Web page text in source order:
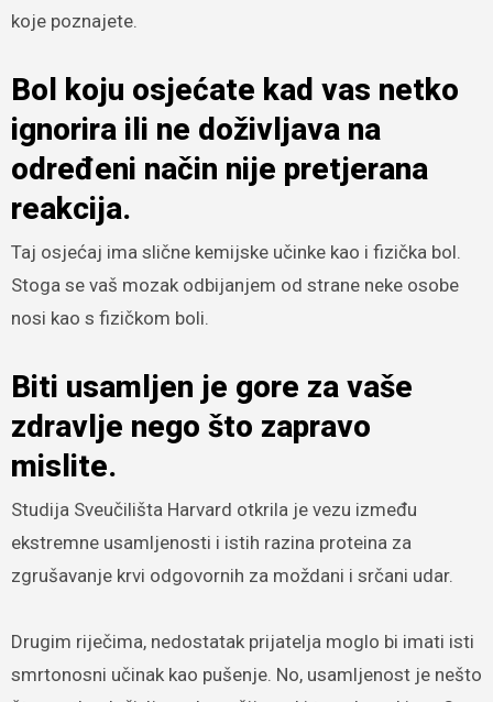
koje poznajete.
Bol koju osjećate kad vas netko
ignorira ili ne doživljava na
određeni način nije pretjerana
reakcija.
Taj osjećaj ima slične kemijske učinke kao i fizička bol.
Stoga se vaš mozak odbijanjem od strane neke osobe
nosi kao s fizičkom boli.
Biti usamljen je gore za vaše
zdravlje nego što zapravo
mislite.
Studija Sveučilišta Harvard otkrila je vezu između
ekstremne usamljenosti i istih razina proteina za
zgrušavanje krvi odgovornih za moždani i srčani udar.
Drugim riječima, nedostatak prijatelja moglo bi imati isti
smrtonosni učinak kao pušenje. No, usamljenost je nešto